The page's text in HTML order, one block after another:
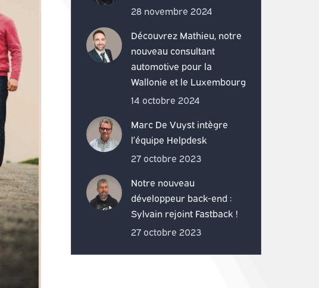
28 novembre 2024
Découvrez Mathieu, notre
nouveau consultant
automotive pour la
Wallonie et le Luxembourg
14 octobre 2024
Marc De Vuyst intègre
l’équipe Helpdesk
27 octobre 2023
Notre nouveau
développeur back-end :
Sylvain rejoint Fastback !
27 octobre 2023